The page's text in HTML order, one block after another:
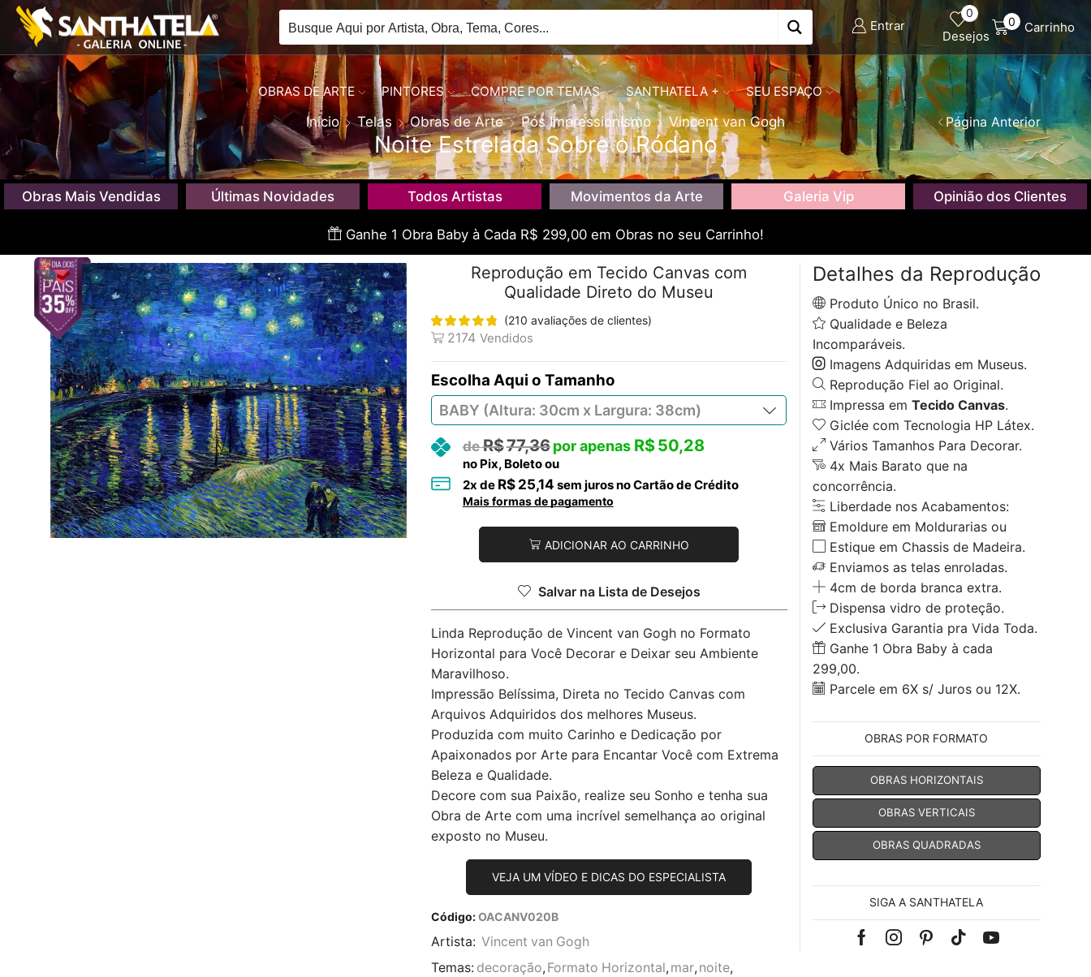
Entrar
0
Desejos
0 Carrinho
OBRAS DE ARTE PINTORES COMPRE POR TEMAS SANTHATELA + SEU ESPAÇO
Início Telas Obras de Arte Pós Impressionismo Vincent van Gogh
Noite Estrelada Sobre o Ródano
Página Anterior
Obras Mais Vendidas Últimas Novidades Todos Artistas Movimentos da Arte Galeria Vip Opinião dos Clientes
Ganhe 1 Obra Baby à Cada R$ 299,00 em Obras no seu Carrinho!
Reprodução em Tecido Canvas com
Qualidade Direto do Museu
(210 avaliações de clientes)
2174 Vendidos
Tamanho
R$77,36 R$50,28
no Pix, Boleto ou
2x de R$ 25,14 sem juros no Cartão de Crédito
Mais formas de pagamento
ADICIONAR AO CARRINHO
Salvar na Lista de Desejos
Linda Reprodução de Vincent van Gogh no Formato
Horizontal para Você Decorar e Deixar seu Ambiente
Maravilhoso.
Impressão Belíssima, Direta no Tecido Canvas com
Arquivos Adquiridos dos melhores Museus.
Produzida com muito Carinho e Dedicação por
Apaixonados por Arte para Encantar Você com Extrema
Beleza e Qualidade.
Decore com sua Paixão, realize seu Sonho e tenha sua
Obra de Arte com uma incrível semelhança ao original
exposto no Museu.
VEJA UM VÍDEO E DICAS DO ESPECIALISTA
Código:OACANV020B
Artista: Vincent van Gogh
Temas: decoração, Formato Horizontal, mar, noite,
Detalhes da Reprodução
Produto Único no Brasil.
Qualidade e Beleza
Incomparáveis.
Imagens Adquiridas em Museus.
Reprodução Fiel ao Original.
Impressa em Tecido Canvas.
Giclée com Tecnologia HP Látex.
Vários Tamanhos Para Decorar.
4x Mais Barato que na
concorrência.
Liberdade nos Acabamentos:
Emoldure em Moldurarias ou
Estique em Chassis de Madeira.
Enviamos as telas enroladas.
4cm de borda branca extra.
Dispensa vidro de proteção.
Exclusiva Garantia pra Vida Toda.
Ganhe 1 Obra Baby à cada
299,00.
Parcele em 6X s/ Juros ou 12X.
OBRAS POR FORMATO
OBRAS HORIZONTAIS
OBRAS VERTICAIS
OBRAS QUADRADAS
SIGA A SANTHATELA
FacebookInstagramPinterest
Tik-Youtube